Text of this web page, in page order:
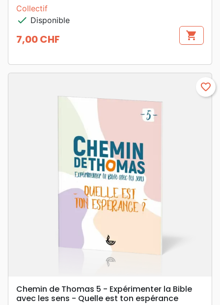
Collectif
check Disponible
Prix
7,00 CHF shopping_cart
favorite_border
Chemin de Thomas 5 - Expérimenter la Bible
avec les sens - Quelle est ton espérance